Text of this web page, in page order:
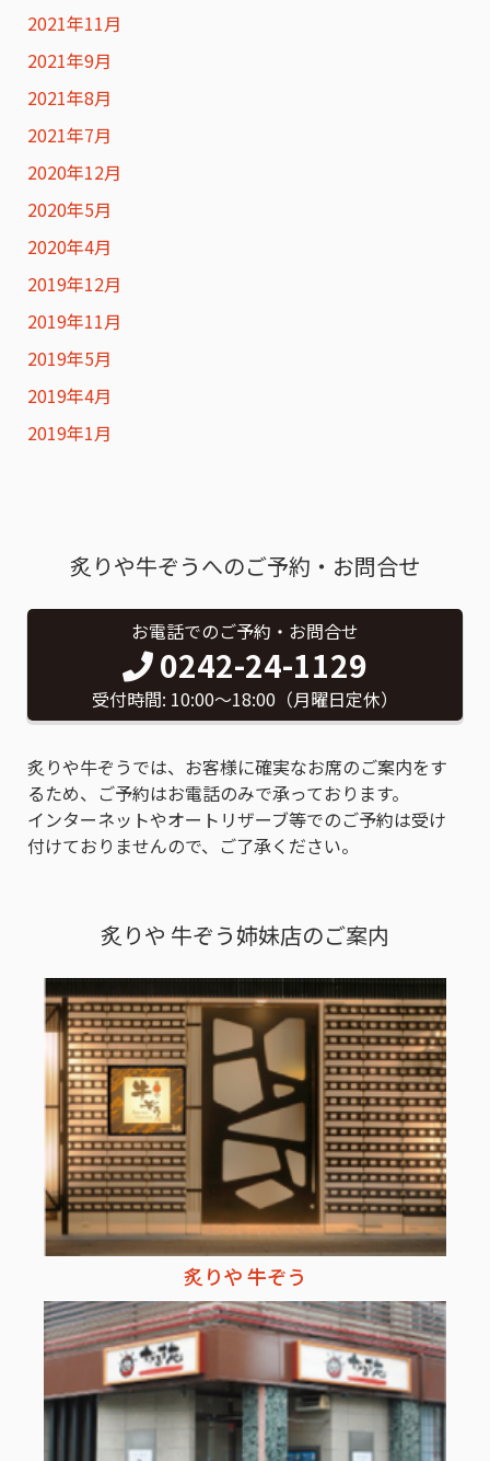
2021年11月
2021年9月
2021年8月
2021年7月
2020年12月
2020年5月
2020年4月
2019年12月
2019年11月
2019年5月
2019年4月
2019年1月
炙りや牛ぞうへのご予約・お問合せ
お電話でのご予約・お問合せ
0242-24-1129
受付時間: 10:00〜18:00（月曜日定休）
炙りや牛ぞうでは、お客様に確実なお席のご案内をす
るため、ご予約はお電話のみで承っております。
インターネットやオートリザーブ等でのご予約は受け
付けておりませんので、ご了承ください。
炙りや 牛ぞう姉妹店のご案内
炙りや 牛ぞう